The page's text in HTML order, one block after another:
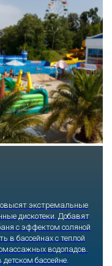
«Сочи
сказку: встречаешь
возможность
европейского
квестах и творческих